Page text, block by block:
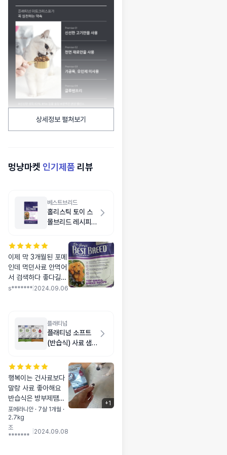
상세정보 펼쳐보기
멍냥마켓 인기제품 리뷰
베스트브리드
홀리스틱 토이 스
몰브리드 레시피
이제 막 3개월된 포메
인데 먹던사료 안먹어
서 검색하다 좋다길래
주문. 뜯자마자 줬는
s******* 2024.09.06
플래티넘
플래티넘 소프트
(반습식) 사료 샘
행복이는 건사료보다
말랑 사료 좋아해요
반습식은 방부제떔에
꺼려지는데 플래티넘
은 방부제 없다니 최
고에요 거기다 잘먹어
포메라니안 · 7살 1개월 ·
2.7kg
조
*******
2024.09.08
+1